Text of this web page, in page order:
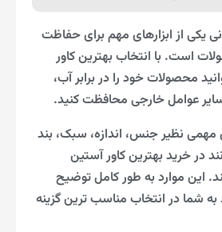
یکی از ابزارهای مهم برای حفاظت
است. با انتخاب بهترین کاور
محصولات خود را در برابر آب،
عوامل خارجی محافظت کنید.
مهمی نظیر جنس، اندازه، سبک، بند
در خرید بهترین کاور آستین
این موارد به طور کامل توضیح
شما در انتخاب مناسب ترین گزینه